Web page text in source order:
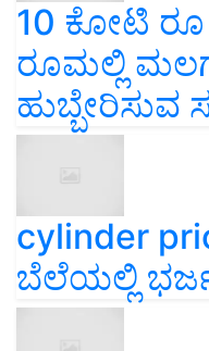
10 ಕೋಟಿ
ರೂಮಲ್ಲಿ
ಹುಬ್ಬೇರಿಸುವ
cylinder
ಬೆಲೆಯಲ್ಲಿ